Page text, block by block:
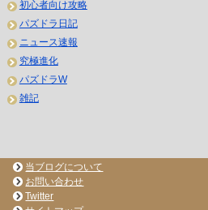
初心者向け攻略
パズドラ日記
ニュース速報
究極進化
パズドラW
雑記
当ブログについて
お問い合わせ
Twitter